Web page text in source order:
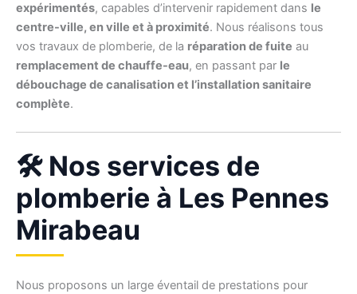
expérimentés, capables d’intervenir rapidement dans le
centre-ville, en ville et à proximité. Nous réalisons tous
vos travaux de plomberie, de la réparation de fuite au
remplacement de chauffe-eau, en passant par le
débouchage de canalisation et l’installation sanitaire
complète.
🛠️ Nos services de
plomberie à Les Pennes
Mirabeau
Nous proposons un large éventail de prestations pour